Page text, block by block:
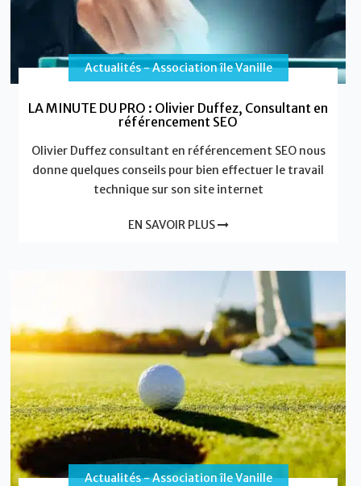
Actualités - Association île Vanille
LA MINUTE DU PRO : Olivier Duffez, Consultant en
référencement SEO
Olivier Duffez consultant en référencement SEO nous
donne quelques conseils pour bien effectuer le travail
technique sur son site internet
EN SAVOIR PLUS
Actualités - Association île Vanille